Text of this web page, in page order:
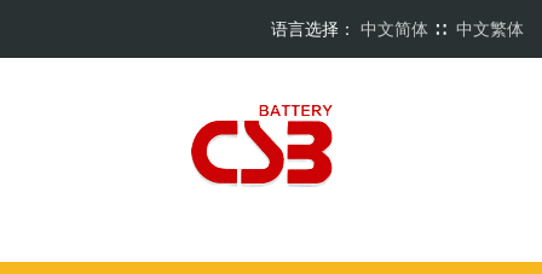
语言选择： 中文简体 ∷ 中文繁体